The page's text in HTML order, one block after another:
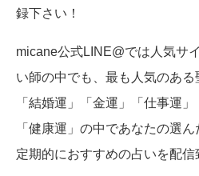
録下さい！
micane公式LINE@では人気サ
い師の中でも、最も人気のある
「結婚運」「金運」「仕事運
「健康運」の中であなたの選
定期的におすすめの占いを配信